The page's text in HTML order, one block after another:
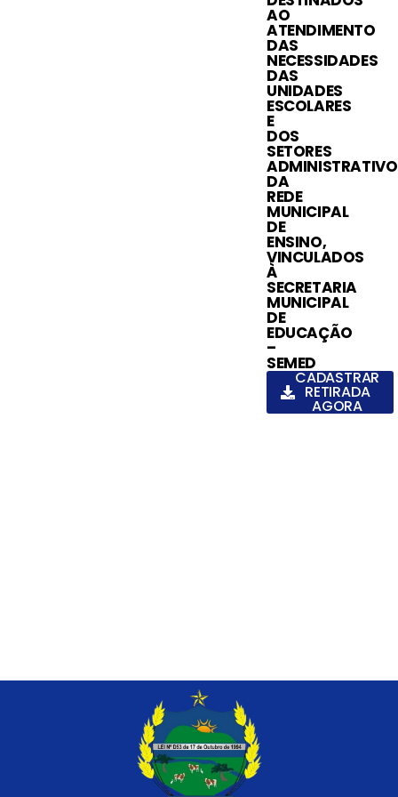
AO
ATENDIMENTO
DAS
NECESSIDADES
DAS
UNIDADES
ESCOLARES
E
DOS
SETORES
DA
REDE
MUNICIPAL
DE
ENSINO,
VINCULADOS
À
SECRETARIA
MUNICIPAL
DE
EDUCAÇÃO
–
SEMED
CADASTRAR
RETIRADA
AGORA